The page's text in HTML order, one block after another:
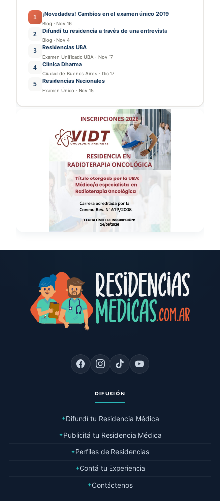
1 ¡Novedades! Cambios en el examen único 2019
Blog · Nov 16
2 Difundí tu residencia a través de una entrevista
Blog · Nov 4
3 Residencias UBA
Examen Unificado UBA · Nov 17
4 Clínica Dharma
Ciudad de Buenos Aires · Dic 17
5 Residencias Nacionales
Examen Único · Nov 15
DIFUSIÓN
✦Difundí tu Residencia Médica
✦Publicitá tu Residencia Médica
✦Perfiles de Residencias
✦Contá tu Experiencia
✦Contáctenos